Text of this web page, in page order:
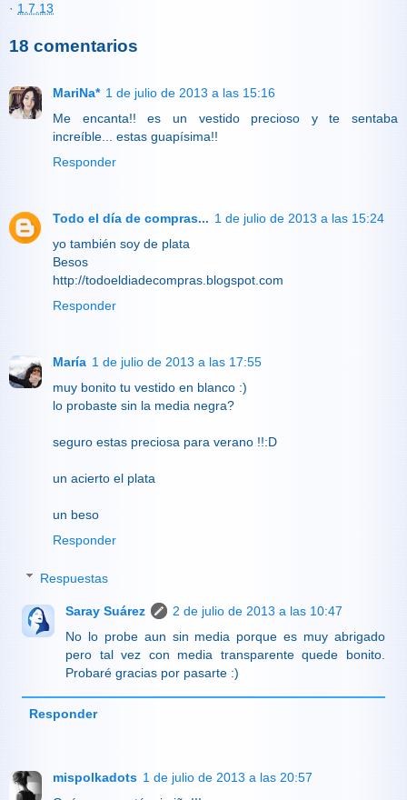
· 1.7.13
18 comentarios
MariNa* 1 de julio de 2013 a las 15:16
Me encanta!! es un vestido precioso y te sentaba
increíble... estas guapísima!!
Responder
Todo el día de compras... 1 de julio de 2013 a las 15:24
yo también soy de plata
Besos
http://todoeldiadecompras.blogspot.com
Responder
María 1 de julio de 2013 a las 17:55
muy bonito tu vestido en blanco :)
lo probaste sin la media negra?
seguro estas preciosa para verano !!:D
un acierto el plata
un beso
Responder
Respuestas
Saray Suárez
2 de julio de 2013 a las 10:47
No lo probe aun sin media porque es muy abrigado
pero tal vez con media transparente quede bonito.
Probaré gracias por pasarte :)
Responder
mispolkadots 1 de julio de 2013 a las 20:57